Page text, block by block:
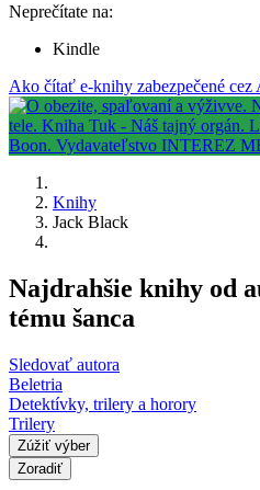
Neprečítate na:
Kindle
Ako čítať e-knihy zabezpečené
Knihy
Jack Black
Najdrahšie knihy od
tému šanca
Sledovať autora
Beletria
Detektívky, trilery a horory
Trilery
Zúžiť výber
Zoradiť